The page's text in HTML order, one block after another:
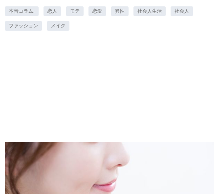
本音コラム. 恋人 モテ 恋愛 異性 社会人生活 社会人
ファッション メイク